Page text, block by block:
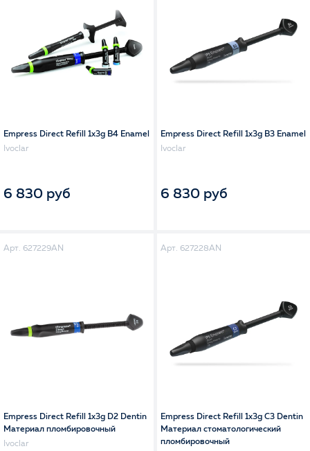
Empress Direct Refill 1x3g B4 Enamel
Ivoclar
6 830 руб
Empress Direct Refill 1x3g B3 Enamel
Ivoclar
6 830 руб
Арт. 627229AN
Empress Direct Refill 1x3g D2 Dentin
Материал пломбировочный
Ivoclar
Арт. 627228AN
Empress Direct Refill 1x3g C3 Dentin
Материал стоматологический
пломбировочный